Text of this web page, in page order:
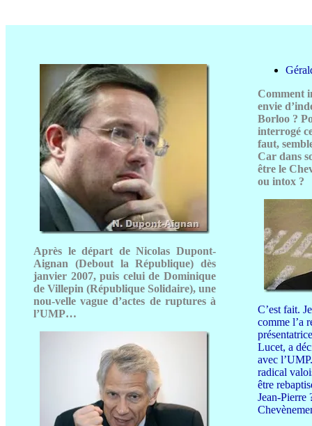
Après le départ de Nicolas Dupont-
Aignan (Debout la République) dès
janvier 2007, puis celui de Dominique
de Villepin (République Solidaire), une
nou-velle vague d’actes de ruptures à
l’UMP…
Comment
envie
Borloo ?
interrogé
faut,
Car dans
être le
ou intox ?
C’est fait.
comme l’a
Lucet, a
avec
radical
être
Jean-Pierre